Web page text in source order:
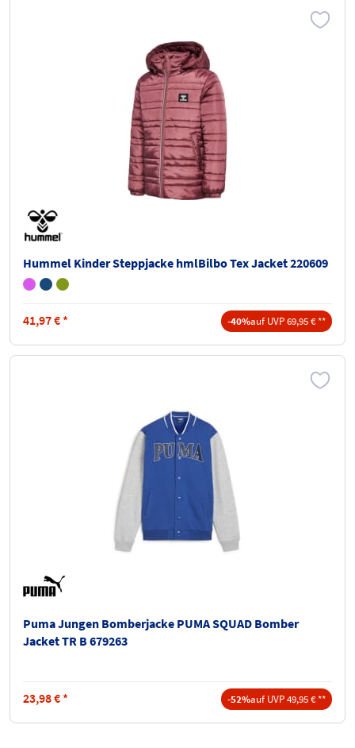
Hummel Kinder Steppjacke hmlBilbo Tex Jacket 220609
41,97€ * -40%auf UVP 69,95 € **
Puma Jungen Bomberjacke PUMA SQUAD Bomber
Jacket TR B 679263
23,98€ * -52%auf UVP 49,95 € **